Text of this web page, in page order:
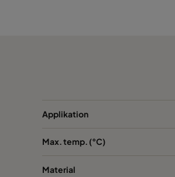
CamCube HF-CC 2015
CamCube HF-CC 2020
CamCube HF-CC 2030
Applikation
Max. temp. (°C)
Material